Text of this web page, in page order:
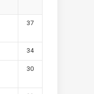
37
34
30